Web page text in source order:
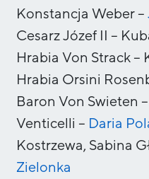
Konstancja Weber–
Cesarz Józef II –
Hrabia Von Strack –
Hrabia Orsini
Baron Von Swieten –
Venticelli – Daria
Kostrzewa, Sabina
Zielonka